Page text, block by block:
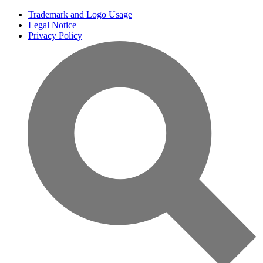
Trademark and Logo Usage
Legal Notice
Privacy Policy